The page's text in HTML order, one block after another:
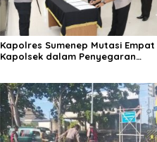
Kapolres Sumenep Mutasi Empat
Kapolsek dalam Penyegaran